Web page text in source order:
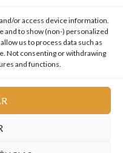
or access device information.
and to show (non-) personalized
us to process data such as
Not consenting or withdrawing
and functions.
279
– MG
060